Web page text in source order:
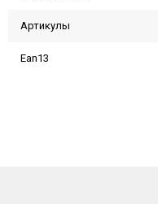
Артикулы
Ean13